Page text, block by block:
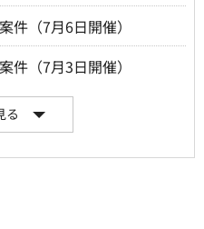
件（7月6日開催）
件（7月3日開催）
る